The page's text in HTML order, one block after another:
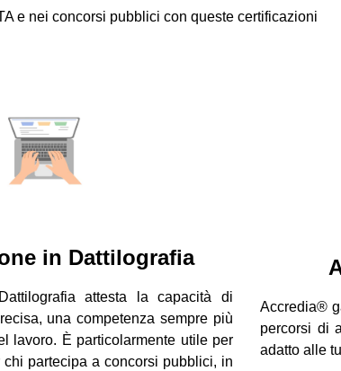
e nei concorsi pubblici con queste certificazioni
in Dattilografia
attesta la capacità di
una competenza sempre più
lavoro. È particolarmente utile per
chi partecipa a concorsi pubblici, in
Accredia®
percorsi di
adatto alle